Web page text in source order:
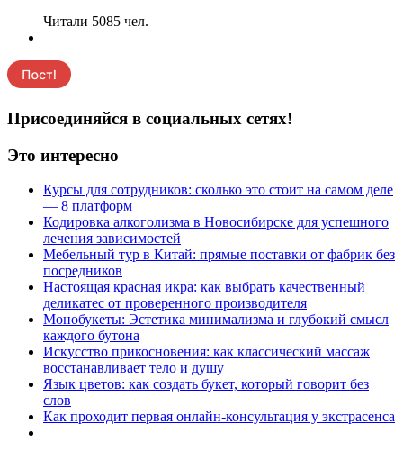
Читали 5085 чел.
Присоединяйся в социальных сетях!
Это интересно
Курсы для сотрудников: сколько это стоит на самом деле
— 8 платформ
Кодировка алкоголизма в Новосибирске для успешного
лечения зависимостей
Мебельный тур в Китай: прямые поставки от фабрик без
посредников
Настоящая красная икра: как выбрать качественный
деликатес от проверенного производителя
Монобукеты: Эстетика минимализма и глубокий смысл
каждого бутона
Искусство прикосновения: как классический массаж
восстанавливает тело и душу
Язык цветов: как создать букет, который говорит без
слов
Как проходит первая онлайн-консультация у экстрасенса